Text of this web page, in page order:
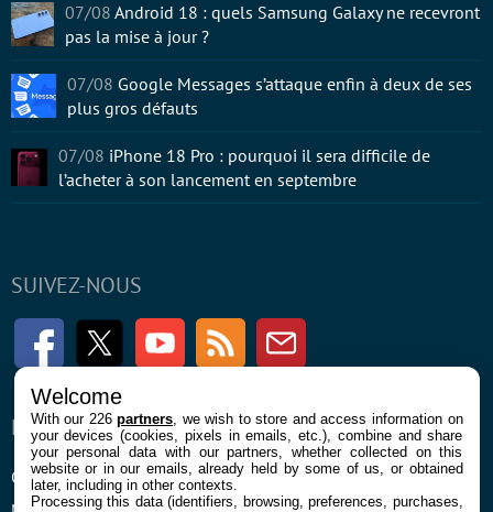
SUIVEZ-NOUS
FacebookTwitter Youtube RSS Newsletter
ENTREPRISE
Confidentialité et Cookies
À PROPOS
Contact
07/08 Android 18 : quels Samsung Galaxy ne recevront
pas la mise à jour ?
07/08 Google Messages s’attaque enfin à deux de ses
plus gros défauts
07/08 iPhone 18 Pro : pourquoi il sera difficile de
l’acheter à son lancement en septembre
Welcome
With our 226partners , we wish to store and access information on
your devices (cookies, pixels in emails, etc.), combine and share
your personal data with our partners, whether collected on this
website or in our emails, already held by some of us, or obtained
later, including in other contexts.
Processing this data (identifiers, browsing, preferences, purchases,